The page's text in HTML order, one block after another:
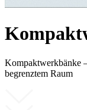
Kompaktwerkbänke
begrenztem Raum